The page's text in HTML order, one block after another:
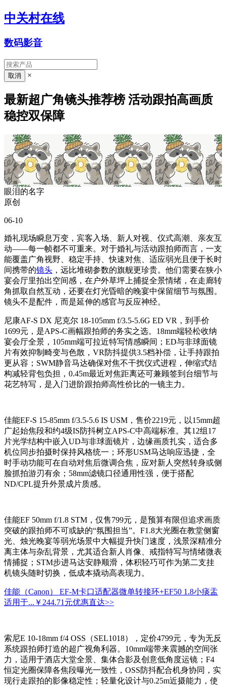
中关村在线
数码影音
×
最新超广角镜头推荐榜 活动跟拍高画质
稳控双保障
眼泪的名字
原创
06-10
婚礼现场瞬息万变，宾客入场、新人对视、仪式高潮、亲友互
动——每一帧都不可重来。对于婚礼与活动跟拍师而言，一支
能覆盖广角视野、稳定手持、快速对焦、适应弱光且便于长时
间携带的镜头 ，远比堆砌参数的旗舰更珍贵。他们需要在狭小
宴会厅里拍出空间感，在户外草坪上捕捉全景情绪，在走廊转
角抓取自然互动，还要在灯光昏暗的晚宴中保留细节与氛围。
镜头不是配件，而是延伸的感官与反应神经。
尼康AF-S DX 尼克尔 18-105mm f/3.5-5.6G ED VR，到手价
1699元，是APS-C画幅跟拍师的务实之选。18mm端轻松收纳
宴会厅全景，105mm端可拉近特写情感瞬间；ED与非球面镜
片有效抑制畸变与色散，VR防抖提供3.5档补偿，让手持跟拍
更从容；SWM静音马达确保对焦不干扰仪式进程，伸缩式结
构减轻背包负担，0.45m最近对焦距离还可兼顾签到台细节与
花艺特写，是入门进阶跟拍师高性价比的一镜主力。
佳能EF-S 15-85mm f/3.5-5.6 IS USM，售价2219元，以15mm超
广起始焦段和约4级IS防抖树立APS-C中高端标准。其12组17
片光学结构中嵌入UD与非球面镜片，边缘画质扎实，适合多
机位同步拍摄时保持风格统一；环形USM马达响应迅捷，全
时手动功能可在自动对焦后微调合焦，应对新人突然转身或侧
脸抓拍游刃有余；58mm滤镜口径通用性强，便于搭配
ND/CPL提升外景成片质感。
佳能EF 50mm f/1.8 STM，仅售799元，是预算有限但追求画质
突破的跟拍师不可或缺的“氛围担当”。F1.8大光圈在教堂侧窗
光、烛光晚宴等弱光场景中大幅提升快门速度，浅景深精准分
离主体与杂乱背景，尤其适合新人肖像、戒指特写与情绪微表
情捕捉；STM步进马达安静顺滑，体积轻巧可作为第二支挂
机镜头随时切换，低成本撬动高表现力。
佳能（Canon） EF-M卡口适配器微单转接环+EF50 1.8小痰盂
适用于... ￥244.71元优惠直达>>
索尼E 10-18mm f/4 OSS（SEL1018），定价4799元，专为无反
系统跟拍师打造的超广视角利器。10mm端带来震撼的空间张
力，适用于酒店大堂全景、集体合影及创意低角度运镜；F4
恒定光圈保障各焦段曝光一致性，OSS防抖配合机身协同，实
现行走跟拍的影像稳定性；轻量化设计与0.25m近摄能力，使